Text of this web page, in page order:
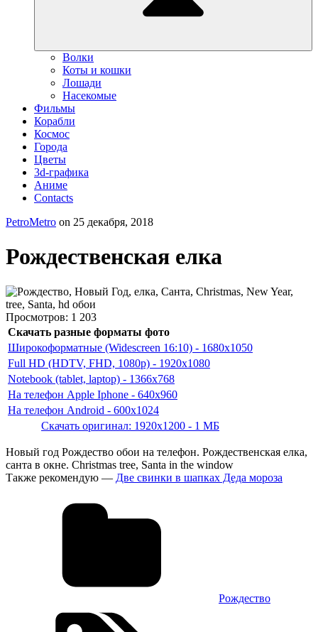
Волки
Коты и кошки
Лошади
Насекомые
Фильмы
Корабли
Космос
Города
Цветы
3d-графика
Аниме
Contacts
PetroMetro on 25 декабря, 2018
Рождественская елка
Просмотров: 1 203
Скачать оригинал: 1920x1200 - 1 МБ
Скачать разные форматы фото
Широкоформатные (Widescreen 16:10) - 1680x1050
Full HD (HDTV, FHD, 1080p) - 1920x1080
Notebook (tablet, laptop) - 1366x768
На телефон Apple Iphone - 640x960
На телефон Android - 600x1024
Новый год Рождество обои на телефон. Рождественская елка,
санта в окне. Christmas tree, Santa in the window
Также рекомендую — Две свинки в шапках Деда мороза
Рождество